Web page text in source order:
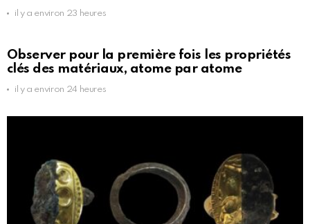
il y a environ 23 heures
Observer pour la première fois les propriétés
clés des matériaux, atome par atome
il y a environ 24 heures